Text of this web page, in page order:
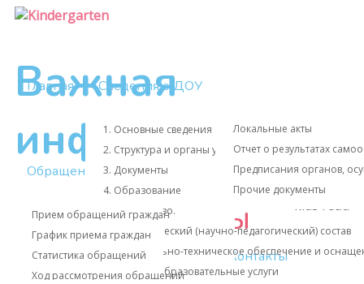
Главная Сведения о ДОУ
1. Основные сведения
2. Структура и органы управления
3. Документы
Локальные акты
Отчет о результатах
Предписания органов,
Прочие документы
4. Образование
5. Руководство.
6. Педагогический (научно-педагогический) состав
7. Материально-техническое обеспечение и
8. Платные образовательные услуги
Обращения граждан
Прием обращений граждан
График приема граждан
Статистика обращений
Ход рассмотрения обращений
Информация для родителей Контакты
Важная
информация
Наши группы